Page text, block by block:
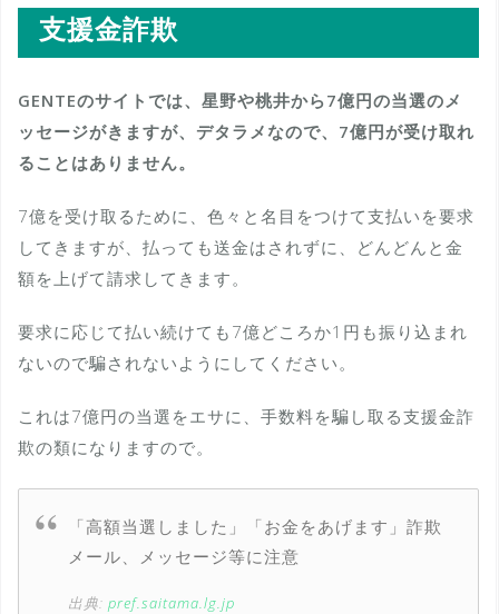
支援金詐欺
GENTEのサイトでは、星野や桃井から7億円の当選のメ
ッセージがきますが、デタラメなので、7億円が受け取れ
ることはありません。
7億を受け取るために、色々と名目をつけて支払いを要求
してきますが、払っても送金はされずに、どんどんと金
額を上げて請求してきます。
要求に応じて払い続けても7億どころか1円も振り込まれ
ないので騙されないようにしてください。
これは7億円の当選をエサに、手数料を騙し取る支援金詐
欺の類になりますので。
「高額当選しました」「お金をあげます」詐欺
メール、メッセージ等に注意
出典: pref.saitama.lg.jp